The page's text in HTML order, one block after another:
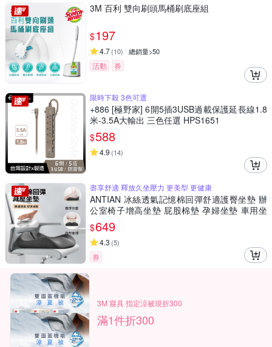
3M 百利 雙向刷頭馬桶刷底座組
$197
4.7(10) 總銷量>50
活動 券
限時下殺 3色可選
+886 [極野家] 6開5插3USB過載保護延長線1.8
米-3.5A大輸出 三色任選 HPS1651
$588
4.9 (14)
盡享舒適 釋放久坐壓力 更美型 更健康
ANTIAN 冰絲透氣記憶棉回彈舒適護臀坐墊 辦
公室椅子增高坐墊 屁股棉墊 孕婦坐墊 車用坐
墊 痔瘡墊
$649
4.3 (5)
券
3M 寢具 指定涼被現折300
滿1件折300